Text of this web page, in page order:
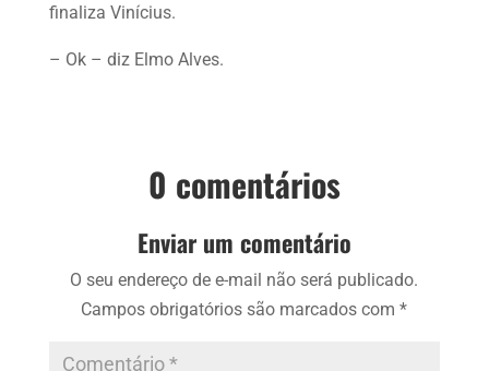
finaliza Vinícius.
– Ok – diz Elmo Alves.
0 comentários
Enviar um comentário
O seu endereço de e-mail não será publicado.
Campos obrigatórios são marcados com*